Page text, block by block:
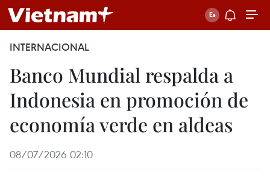
INTERNACIONAL
Banco Mundial respalda a
Indonesia en promoción de
economía verde en aldeas
08/07/2026 02:10